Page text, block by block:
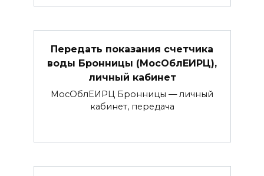
Передать показания счетчика
воды Бронницы (МосОблЕИРЦ),
личный кабинет
МосОблЕИРЦ Бронницы — личный
кабинет, передача